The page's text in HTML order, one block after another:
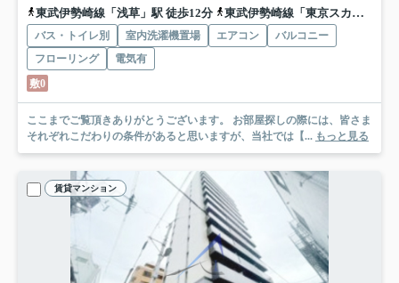
東武伊勢崎線「浅草」駅 徒歩12分
東武伊勢崎線「東京スカイツリー」駅 徒歩19分
バス・トイレ別 室内洗濯機置場 エアコン
バルコニー
フローリング
電気有
敷0
ここまでご覧頂きありがとうございます。 お部屋探しの際には、皆さま
それぞれこだわりの条件があると思いますが、当社では【... もっと見る
賃貸マンション